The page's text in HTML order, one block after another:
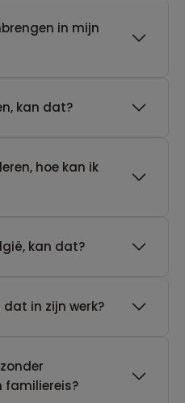
in mijn
kan dat?
hoe kan ik
kan dat?
dat in zijn werk?
familiereis?